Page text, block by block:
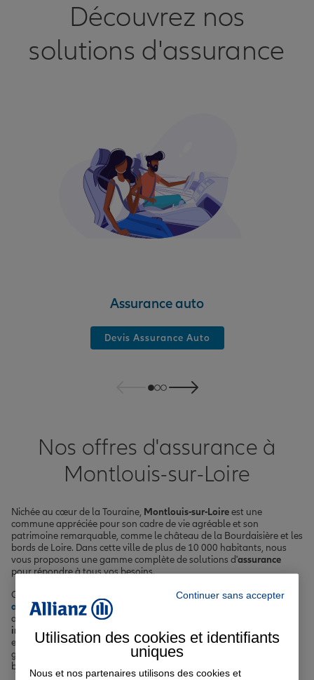
Découvrez nos
solutions d'assurance
Assurance auto
Devis Assurance Auto
Nos offres d'assurance à
Montlouis-sur-Loire
Nichée au cœur de la Touraine, Montlouis-sur-Loireest une
commune appréciée pour son cadre de vie agréable et son
patrimoine remarquable, comme le château de la Bourdaisière et les
bords de Loire. Dans cette ville de plus de 10 000 habitants, nous
vous proposons une gamme complète de solutions d'assurance
pour répondre à tous vos besoins.
Que vous cherchiez à protéger votre véhicule avec une assurance
auto, votre logement avec une
avec unecomplémentaire santé
immobilieravec une assurance emprunteur
, nos agents
expérimentés sont à votre écoute pour vous guider vers les
garanties les plus adaptées à votre situation personnelle et à votre
budget.
Continuer sans accepter
Utilisation des cookies et identifiants
uniques
Nous et nos partenaires utilisons des cookies et